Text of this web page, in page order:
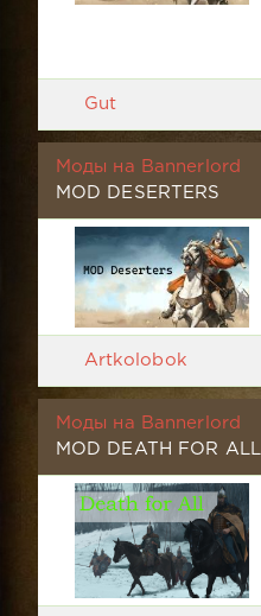
Gut
Моды на Bannerlord
MOD DESERTERS
Artkolobok
Моды на Bannerlord
MOD DEATH FOR ALL